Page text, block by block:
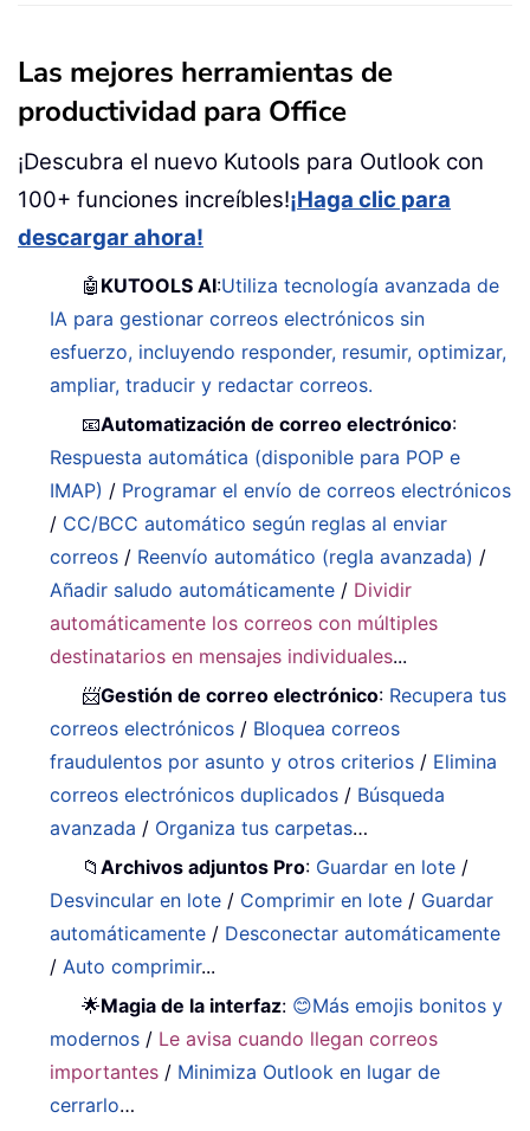
Las mejores herramientas de
productividad para Office
¡Descubra el nuevo Kutools para Outlook con
100+ funciones increíbles!¡Haga clic para
descargar ahora!
🤖 KUTOOLS AI:Utiliza tecnología avanzada de
IA para gestionar correos electrónicos sin
esfuerzo, incluyendo responder, resumir, optimizar,
ampliar, traducir y redactar correos.
📧Automatización de correo electrónico:
Respuesta automática (disponible para POP e
IMAP) / Programar el envío de correos electrónicos
/ CC/BCC automático según reglas al enviar
correos / Reenvío automático (regla avanzada) /
Añadir saludo automáticamente / Dividir
automáticamente los correos con múltiples
destinatarios en mensajes individuales...
📨Gestión de correo electrónico: Recupera tus
correos electrónicos / Bloquea correos
fraudulentos por asunto y otros criterios / Elimina
correos electrónicos duplicados / Búsqueda
avanzada / Organiza tus carpetas…
📁Archivos adjuntos Pro: Guardar en lote /
Desvincular en lote / Comprimir en lote / Guardar
automáticamente / Desconectar automáticamente
/Auto comprimir...
🌟Magia de la interfaz: 😊Más emojis bonitos y
modernos / Le avisa cuando llegan correos
importantes / Minimiza Outlook en lugar de
cerrarlo…